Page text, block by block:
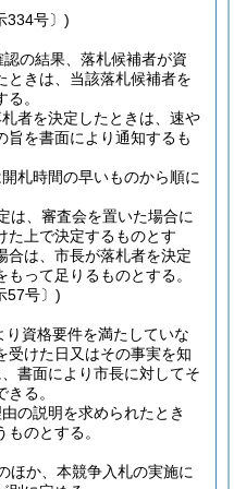
334号〕)
認の結果、落札候補者が資
ときは、当該落札候補者を
。
者を決定したときは、速や
旨を書面により通知するも
札時間の早いものから順に
は、審査会を置いた場合に
た上で決定するものとす
合は、市長が落札者を決定
って足りるものとする。
57号〕)
り資格要件を満たしていな
受けた日又はその事実を知
書面により市長に対してそ
る。
の説明を求められたとき
のとする。
ほか、本競争入札の実施に